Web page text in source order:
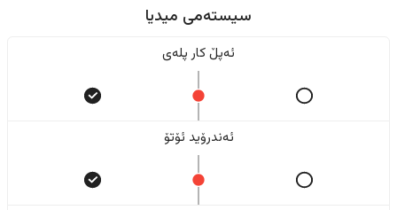
سیستەمی میدیا
ئەپڵ کار پلەی
ئەندرۆید ئۆتۆ